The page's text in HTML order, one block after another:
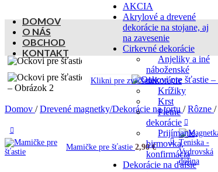
AKCIA
Akrylové a drevené
dekorácie na stojane, aj
na zavesenie
Cirkevné dekorácie
Anjeliky a iné
náboženské
dekorácie
Krížiky
Krst
Pietne
dekorácie
Prijímanie,
birmovka,
konfirmácia
Dekorácie na ďalšie
DOMOV
O NÁS
OBCHOD
KONTAKT
Klikni pre zväčšenie
Domov / Drevené magnetky/Dekorácie na tortu / Rôzne /
Mamičke pre šťastie 2,90€